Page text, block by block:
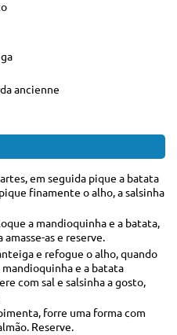
ancienne
em seguida pique a batata
finamente o alho, a salsinha
a mandioquinha e a batata,
as e reserve.
e refogue o alho, quando
e a batata
com sal e salsinha a gosto,
forre uma forma com
Reserve.